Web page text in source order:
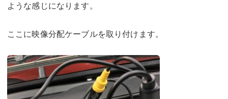
ような感じになります。
ここに映像分配ケーブルを取り付けます。